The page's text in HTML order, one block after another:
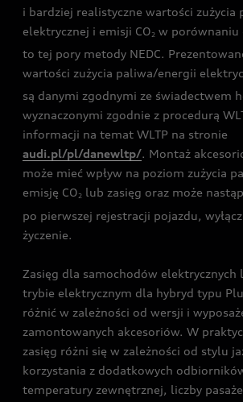
i bardziej realistyczne wartości zużycia
elektrycznej i emisji CO2 w porównaniu
to tej pory metody NEDC.
wartości zużycia paliwa/energii
są danymi zgodnymi ze świadectwem
wyznaczonymi zgodnie z procedurą
informacji na temat WLTP na stronie
audi.pl/pl/danewltp/. Montaż
może mieć wpływ na poziom zużycia
emisję CO2 lub zasięg oraz może
po pierwszej rejestracji pojazdu,
życzenie.
Zasięg dla samochodów elektrycznych
trybie elektrycznym dla hybryd typu
różnić w zależności od wersji i
zamontowanych akcesoriów. W
zasięg różni się w zależności od stylu
korzystania z dodatkowych
temperatury zewnętrznej, liczby